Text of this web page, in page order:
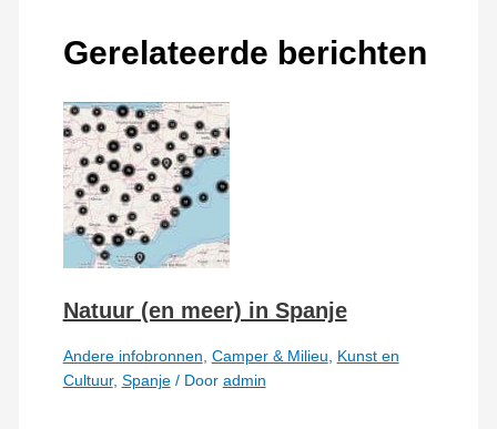
Gerelateerde berichten
Natuur (en meer) in Spanje
Andere infobronnen Camper & Milieu
Kunst en
Cultuur, Spanje/ Door admin